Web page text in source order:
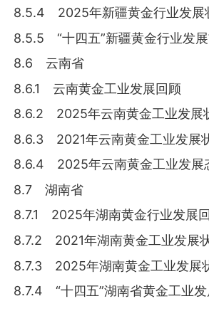
8.5.4 2025年新疆黄金行业发展
8.5.5 “十四五”新疆黄金行业发
8.6 云南省
8.6.1 云南黄金工业发展回顾
8.6.2 2025年云南黄金工业发展
8.6.3 2021年云南黄金工业发展
8.6.4 2025年云南黄金工业发展
8.7 湖南省
8.7.1 2025年湖南黄金行业发展
8.7.2 2021年湖南黄金工业发展
8.7.3 2025年湖南黄金工业发展
8.7.4 “十四五”湖南省黄金工业发